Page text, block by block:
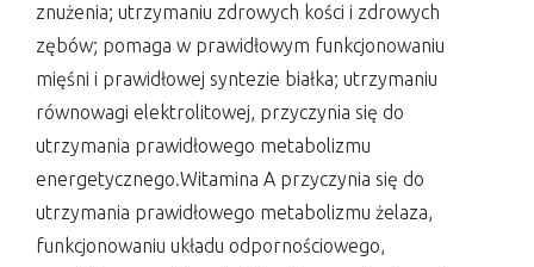
znużenia; utrzymaniu zdrowych kości i zdrowych
zębów; pomaga w prawidłowym funkcjonowaniu
mięśni i prawidłowej syntezie białka; utrzymaniu
równowagi elektrolitowej, przyczynia się do
utrzymania prawidłowego metabolizmu
energetycznego.Witamina A przyczynia się do
utrzymania prawidłowego metabolizmu żelaza,
funkcjonowaniu układu odpornościowego,